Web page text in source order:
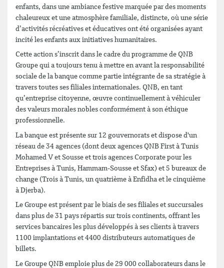
enfants, dans une ambiance festive marquée par des moments
chaleureux et une atmosphère familiale, distincte, où une série
d’activités récréatives et éducatives ont été organisées ayant
incité les enfants aux initiatives humanitaires.
Cette action s’inscrit dans le cadre du programme de QNB
Groupe qui a toujours tenu à mettre en avant la responsabilité
sociale de la banque comme partie intégrante de sa stratégie à
travers toutes ses filiales internationales. QNB, en tant
qu’entreprise citoyenne, œuvre continuellement à véhiculer
des valeurs morales nobles conformément à son éthique
professionnelle.
La banque est présente sur 12 gouvernorats et dispose d'un
réseau de 34 agences (dont deux agences QNB First à Tunis
Mohamed V et Sousse et trois agences Corporate pour les
Entreprises à Tunis, Hammam-Sousse et Sfax) et 5 bureaux de
change (Trois à Tunis, un quatrième à Enfidha et le cinquième
à Djerba).
Le Groupe est présent par le biais de ses filiales et succursales
dans plus de 31 pays répartis sur trois continents, offrant les
services bancaires les plus développés à ses clients à travers
1100 implantations et 4400 distributeurs automatiques de
billets.
Le Groupe QNB emploie plus de 29 000 collaborateurs dans le